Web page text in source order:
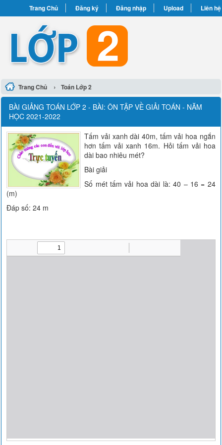
Trang Chủ Đăng ký Đăng nhập Upload Liên hệ
Trang Chủ › Toán Lớp 2
BÀI GIẢNG TOÁN LỚP 2 - BÀI: ÔN TẬP VỀ GIẢI TOÁN - NĂM
HỌC 2021-2022
Tấm vải xanh dài 40m, tấm vải hoa ngắn
hơn tấm vải xanh 16m. Hỏi tấm vải hoa
dài bao nhiêu mét?
Bài giải
Số mét tấm vải hoa dài là: 40 – 16 = 24
(m)
Đáp số: 24 m